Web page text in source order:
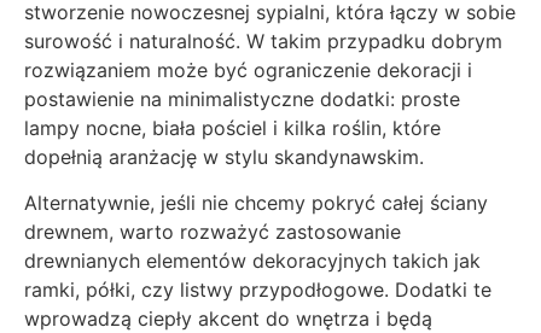
stworzenie nowoczesnej sypialni, która łączy w sobie
surowość i naturalność. W takim przypadku dobrym
rozwiązaniem może być ograniczenie dekoracji i
postawienie na minimalistyczne dodatki: proste
lampy nocne, biała pościel i kilka roślin, które
dopełnią aranżację w stylu skandynawskim.
Alternatywnie, jeśli nie chcemy pokryć całej ściany
drewnem, warto rozważyć zastosowanie
drewnianych elementów dekoracyjnych takich jak
ramki, półki, czy listwy przypodłogowe. Dodatki te
wprowadzą ciepły akcent do wnętrza i będą